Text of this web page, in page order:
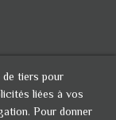
tiers pour
liées à vos
Pour donner